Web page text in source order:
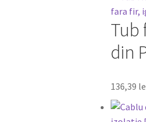
Tub
din
136,39